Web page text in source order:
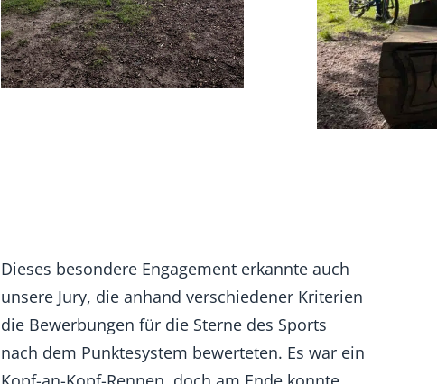
Dieses besondere Engagement erkannte auch
unsere Jury, die anhand verschiedener Kriterien
die Bewerbungen für die Sterne des Sports
nach dem Punktesystem bewerteten. Es war ein